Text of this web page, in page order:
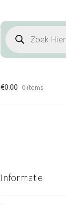
Producten
zoeken
€0.00 0 items
Informatie